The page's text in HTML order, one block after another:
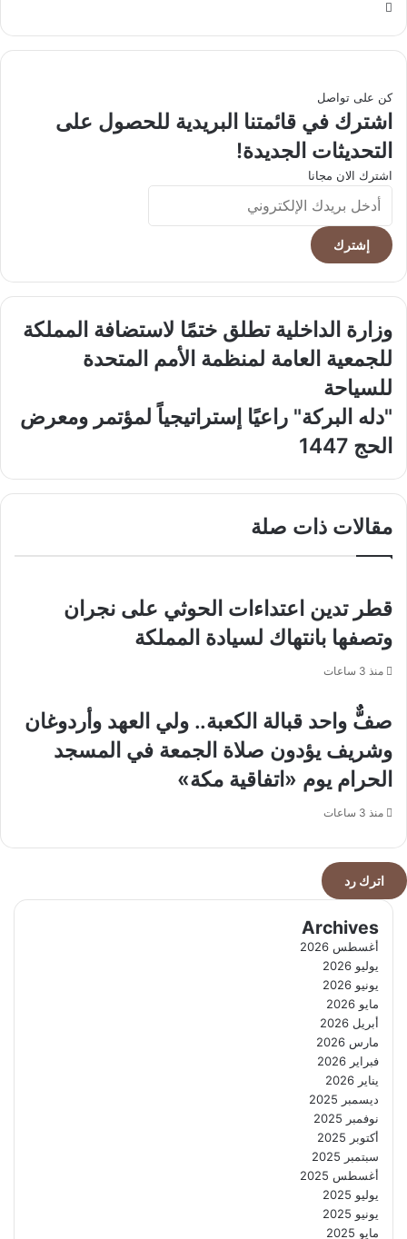
كن على تواصل
اشترك في قائمتنا البريدية للحصول على
التحديثات الجديدة!
اشترك الان مجانا
أدخل
بريدك
الإلكتروني
وزارة
الداخلية
تطلق
ختمًا
لاستضافة
المملكة
للجمعية
العامة
لمنظمة
الأمم
المتحدة
للسياحة
وزارة الداخلية تطلق ختمًا لاستضافة المملكة
للجمعية العامة لمنظمة الأمم المتحدة
للسياحة
"دله
البركة"
راعيًا
الحج
"دله البركة" راعيًا إستراتيجياً لمؤتمر ومعرض
الحج 1447
مقالات ذات صلة
قطر تدين اعتداءات الحوثي على نجران
وتصفها بانتهاك لسيادة المملكة
منذ 3 ساعات
صفٌّ واحد قبالة الكعبة.. ولي العهد وأردوغان
وشريف يؤدون صلاة الجمعة في المسجد
الحرام يوم «اتفاقية مكة»
منذ 3 ساعات
اترك رد
Archives
أغسطس 2026
يوليو 2026
يونيو 2026
مايو 2026
أبريل 2026
مارس 2026
فبراير 2026
يناير 2026
ديسمبر 2025
نوفمبر 2025
أكتوبر 2025
سبتمبر 2025
أغسطس 2025
يوليو 2025
يونيو 2025
مايو 2025